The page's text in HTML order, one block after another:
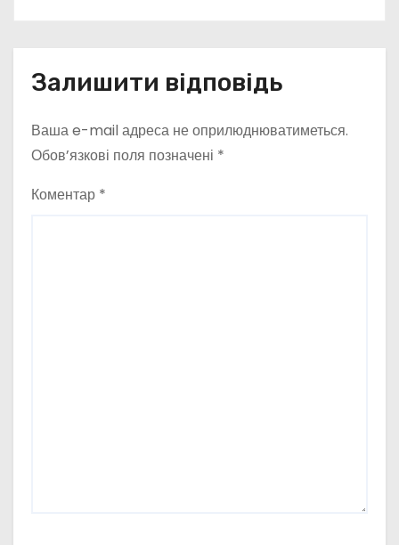
Залишити відповідь
Ваша e-mail адреса не оприлюднюватиметься.
Обов’язкові поля позначені *
Коментар *